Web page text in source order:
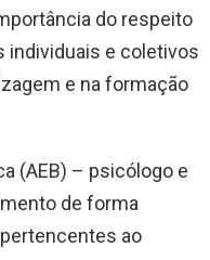
do respeito
individuais e coletivos
e na formação
(AEB) – psicólogo e
de forma
ao